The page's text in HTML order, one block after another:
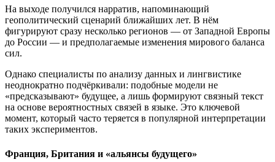
На выходе получился нарратив, напоминающий
геополитический сценарий ближайших лет. В нём
фигурируют сразу несколько регионов — от Западной Европы
до России — и предполагаемые изменения мирового баланса
сил.
Однако специалисты по анализу данных и лингвистике
неоднократно подчёркивали: подобные модели не
«предсказывают» будущее, а лишь формируют связный текст
на основе вероятностных связей в языке. Это ключевой
момент, который часто теряется в популярной интерпретации
таких экспериментов.
Франция, Британия и «альянсы будущего»